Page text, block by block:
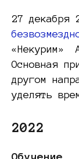
27 декабря
«Некурим»
Основная
другом
уделять
2022
Обучение